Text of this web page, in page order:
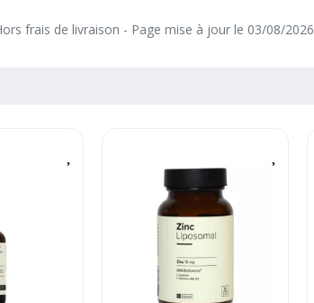
frais de livraison - Page mise à jour le 03/08/2026